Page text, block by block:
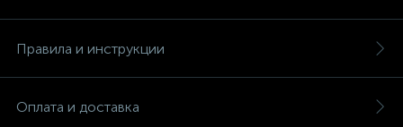
Правила и инструкции
Оплата и доставка